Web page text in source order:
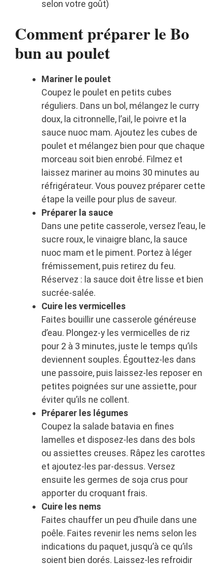
selon votre goût)
Comment préparer le Bo
bun au poulet
Mariner le poulet
Coupez le poulet en petits cubes
réguliers. Dans un bol, mélangez le curry
doux, la citronnelle, l’ail, le poivre et la
sauce nuoc mam. Ajoutez les cubes de
poulet et mélangez bien pour que chaque
morceau soit bien enrobé. Filmez et
laissez mariner au moins 30 minutes au
réfrigérateur. Vous pouvez préparer cette
étape la veille pour plus de saveur.
Préparer la sauce
Dans une petite casserole, versez l’eau, le
sucre roux, le vinaigre blanc, la sauce
nuoc mam et le piment. Portez à léger
frémissement, puis retirez du feu.
Réservez : la sauce doit être lisse et bien
sucrée‑salée.
Cuire les vermicelles
Faites bouillir une casserole généreuse
d’eau. Plongez-y les vermicelles de riz
pour 2 à 3 minutes, juste le temps qu’ils
deviennent souples. Égouttez-les dans
une passoire, puis laissez-les reposer en
petites poignées sur une assiette, pour
éviter qu’ils ne collent.
Préparer les légumes
Coupez la salade batavia en fines
lamelles et disposez‑les dans des bols
ou assiettes creuses. Râpez les carottes
et ajoutez-les par-dessus. Versez
ensuite les germes de soja crus pour
apporter du croquant frais.
Cuire les nems
Faites chauffer un peu d’huile dans une
poêle. Faites revenir les nems selon les
indications du paquet, jusqu’à ce qu’ils
soient bien dorés. Laissez-les refroidir